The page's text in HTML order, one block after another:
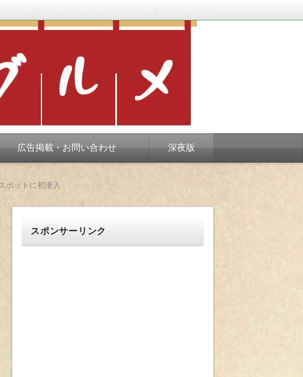
手にスベります。
広告掲載・お問い合わせ 深夜版
ポットに初潜入
スポンサーリンク